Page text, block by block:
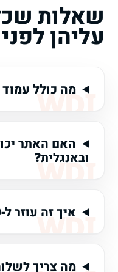
שאלות
עליהן
מה כולל
האם האתר
ובאנגלית?
איך זה עוזר ל-SEO?
מה צריך